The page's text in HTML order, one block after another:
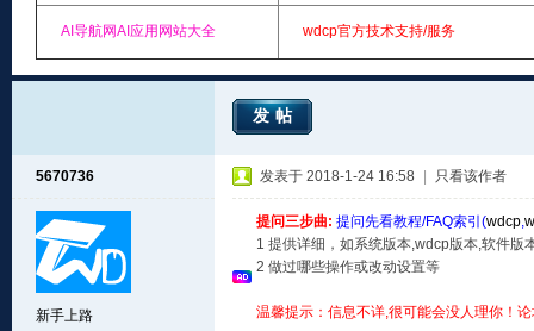
AI导航网AI应用网站大全 wdcp官方技术支持/服务
发帖
5670736
新手上路
发表于 2018-1-24 16:58 只看该作者
提问三步曲: 提问先看教程/FAQ索引(wdcp,
1 提供详细，如系统版本,wdcp版本,软件版
2 做过哪些操作或改动设置等
温馨提示：信息不详,很可能会没人理你！